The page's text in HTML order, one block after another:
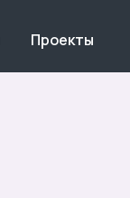
Проекты